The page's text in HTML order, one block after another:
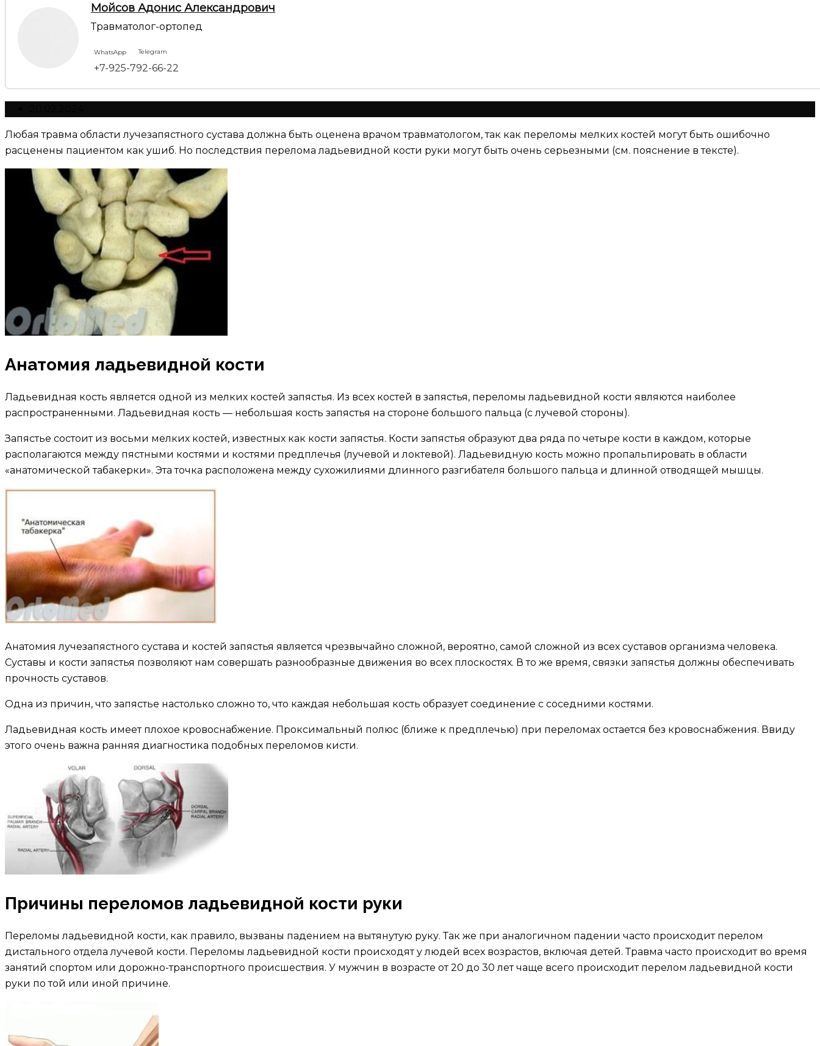
Мойсов Адонис Александрович
Травматолог-ортопед
WhatsApp Telegram
+7-925-792-66-22
Любая травма области лучезапястного сустава должна быть оценена врачом травматологом, так как переломы мелких костей могут быть ошибочно
расценены пациентом как ушиб. Но последствия перелома ладьевидной кости руки могут быть очень серьезными (см. пояснение в тексте).
Анатомия ладьевидной кости
Ладьевидная кость является одной из мелких костей запястья. Из всех костей в запястья, переломы ладьевидной кости являются наиболее
распространенными. Ладьевидная кость — небольшая кость запястья на стороне большого пальца (с лучевой стороны).
Запястье состоит из восьми мелких костей, известных как кости запястья. Кости запястья образуют два ряда по четыре кости в каждом, которые
располагаются между пястными костями и костями предплечья (лучевой и локтевой). Ладьевидную кость можно пропальпировать в области
«анатомической табакерки». Эта точка расположена между сухожилиями длинного разгибателя большого пальца и длинной отводящей мышцы.
Анатомия лучезапястного сустава и костей запястья является чрезвычайно сложной, вероятно, самой сложной из всех суставов организма человека.
Суставы и кости запястья позволяют нам совершать разнообразные движения во всех плоскостях. В то же время, связки запястья должны обеспечивать
прочность суставов.
Одна из причин, что запястье настолько сложно то, что каждая небольшая кость образует соединение с соседними костями.
Ладьевидная кость имеет плохое кровоснабжение. Проксимальный полюс (ближе к предплечью) при переломах остается без кровоснабжения. Ввиду
этого очень важна ранняя диагностика подобных переломов кисти.
Причины переломов ладьевидной кости руки
Переломы ладьевидной кости, как правило, вызваны падением на вытянутую руку. Так же при аналогичном падении часто происходит перелом
дистального отдела лучевой кости. Переломы ладьевидной кости происходят у людей всех возрастов, включая детей. Травма часто происходит во время
занятий спортом или дорожно-транспортного происшествия. У мужчин в возрасте от 20 до 30 лет чаще всего происходит перелом ладьевидной кости
руки по той или иной причине.